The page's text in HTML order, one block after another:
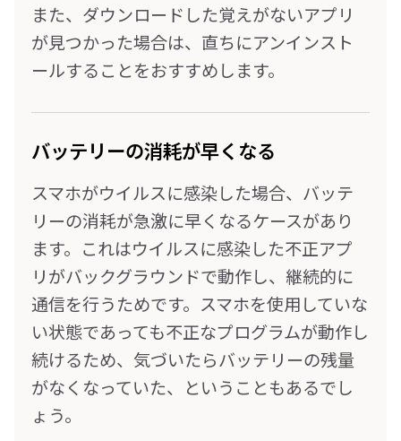
また、ダウンロードした覚えがないアプリ
が見つかった場合は、直ちにアンインスト
ールすることをおすすめします。
バッテリーの消耗が早くなる
スマホがウイルスに感染した場合、バッテ
リーの消耗が急激に早くなるケースがあり
ます。これはウイルスに感染した不正アプ
リがバックグラウンドで動作し、継続的に
通信を行うためです。スマホを使用していな
い状態であっても不正なプログラムが動作し
続けるため、気づいたらバッテリーの残量
がなくなっていた、ということもあるでし
ょう。